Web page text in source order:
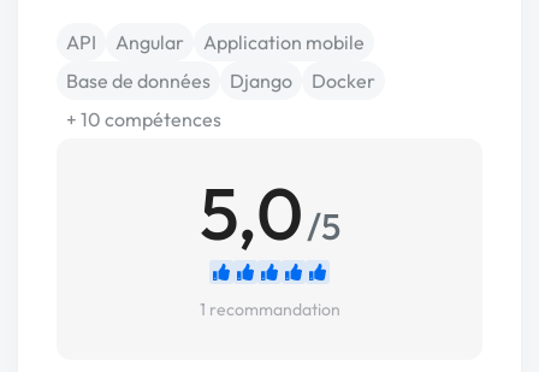
API Angular
Application mobile
Base de données
Django
Docker
+ 10 compétences
5,0/5
1 recommandation